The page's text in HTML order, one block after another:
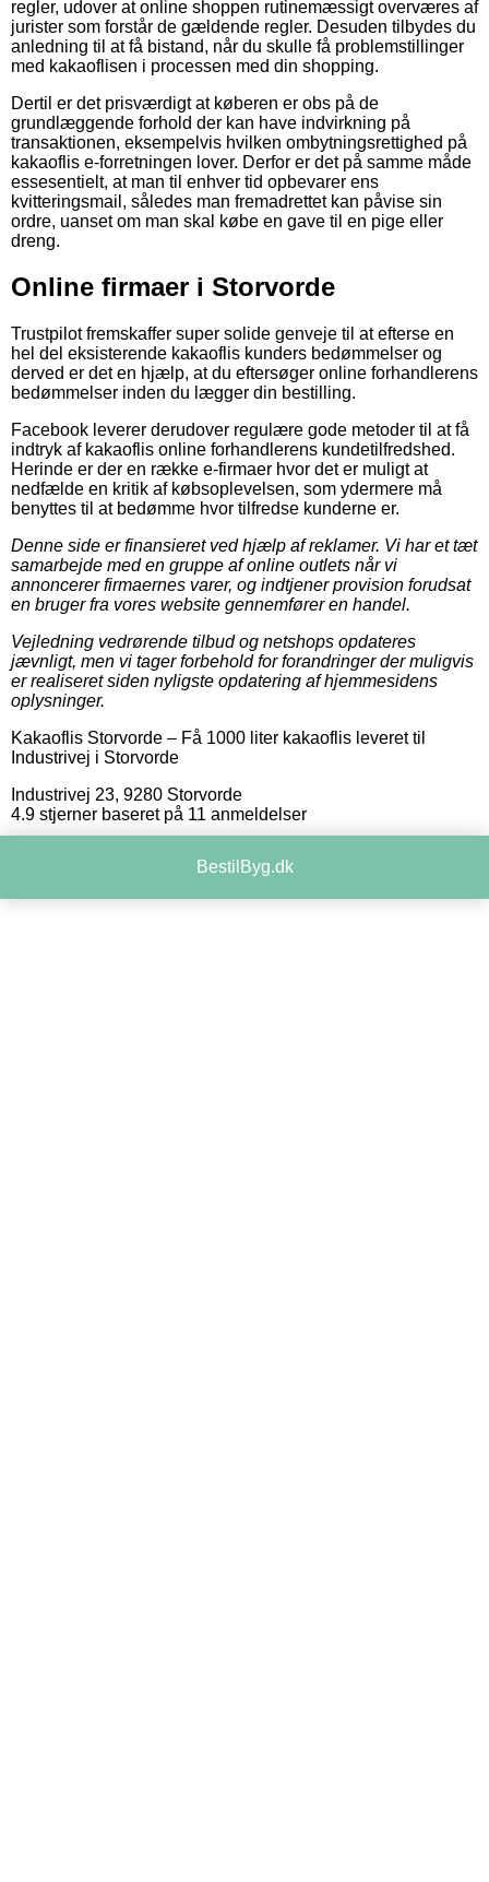
regler, udover at online shoppen rutinemæssigt overværes af
jurister som forstår de gældende regler. Desuden tilbydes du
anledning til at få bistand, når du skulle få problemstillinger
med kakaoflisen i processen med din shopping.
Dertil er det prisværdigt at køberen er obs på de
grundlæggende forhold der kan have indvirkning på
transaktionen, eksempelvis hvilken ombytningsrettighed på
kakaoflis e-forretningen lover. Derfor er det på samme måde
essesentielt, at man til enhver tid opbevarer ens
kvitteringsmail, således man fremadrettet kan påvise sin
ordre, uanset om man skal købe en gave til en pige eller
dreng.
Online firmaer i Storvorde
Trustpilot fremskaffer super solide genveje til at efterse en
hel del eksisterende kakaoflis kunders bedømmelser og
derved er det en hjælp, at du eftersøger online forhandlerens
bedømmelser inden du lægger din bestilling.
Facebook leverer derudover regulære gode metoder til at få
indtryk af kakaoflis online forhandlerens kundetilfredshed.
Herinde er der en række e-firmaer hvor det er muligt at
nedfælde en kritik af købsoplevelsen, som ydermere må
benyttes til at bedømme hvor tilfredse kunderne er.
Denne side er finansieret ved hjælp af reklamer. Vi har et tæt
samarbejde med en gruppe af online outlets når vi
annoncerer firmaernes varer, og indtjener provision forudsat
en bruger fra vores website gennemfører en handel.
Vejledning vedrørende tilbud og netshops opdateres
jævnligt, men vi tager forbehold for forandringer der muligvis
er realiseret siden nyligste opdatering af hjemmesidens
oplysninger.
Kakaoflis Storvorde – Få 1000 liter kakaoflis leveret til
Industrivej i Storvorde
Industrivej 23, 9280 Storvorde
4.9 stjerner baseret på 11 anmeldelser
BestilByg.dk